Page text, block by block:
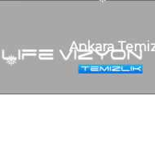
❅
Ankara